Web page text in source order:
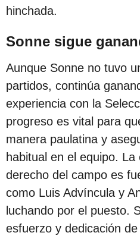
hinchada.
Sonne sigue
Aunque Sonne no tuvo
partidos, continúa
experiencia con la
progreso es vital para
manera paulatina y
habitual en el equipo.
derecho del campo es
como Luis Advíncula y
luchando por el puesto.
esfuerzo y dedicación